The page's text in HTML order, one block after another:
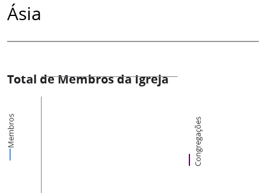
Ásia
Total de Membros da Igreja
Membros Congregações